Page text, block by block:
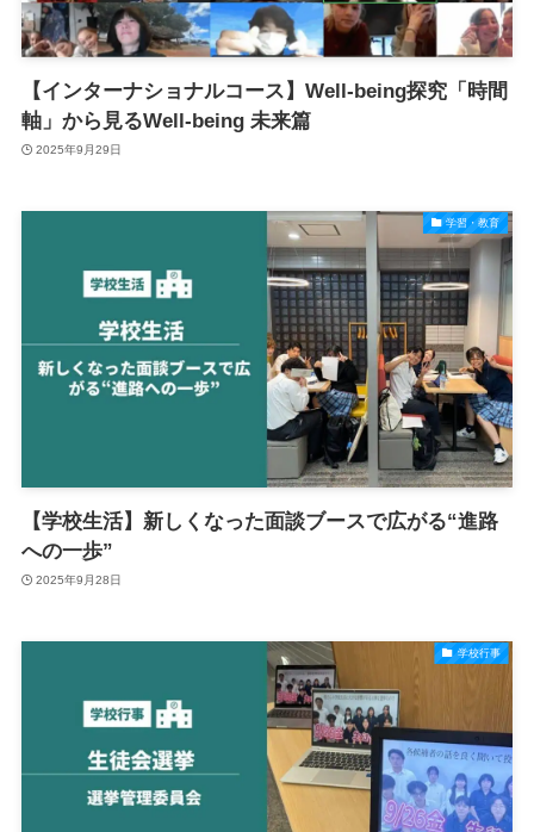
【インターナショナルコース】Well-being探究「時間
軸」から見るWell-being 未来篇
2025年9月29日
学習・教育
【学校生活】新しくなった面談ブースで広がる“進路
への一歩”
2025年9月28日
学校行事